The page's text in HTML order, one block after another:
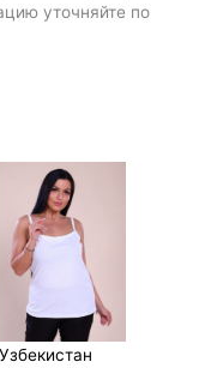
уточняйте по